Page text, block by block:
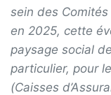
sein des
en 2025, cette
paysage social
particulier, pour
(Caisses